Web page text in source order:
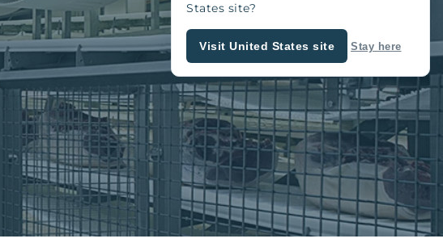
States site?
Visit United States site Stay here